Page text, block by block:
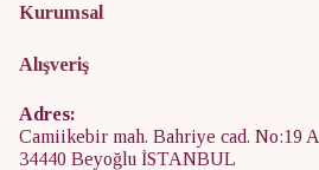
Kurumsal
Alışveriş
Adres:
Camiikebir mah. Bahriye cad. No:19 A
34440 Beyoğlu İSTANBUL